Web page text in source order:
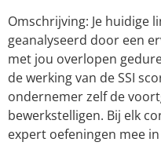
Omschrijving: Je huidige
geanalyseerd door een
met jou overlopen
de werking van de SSI
ondernemer zelf de
bewerkstelligen. Bij elk
expert oefeningen mee